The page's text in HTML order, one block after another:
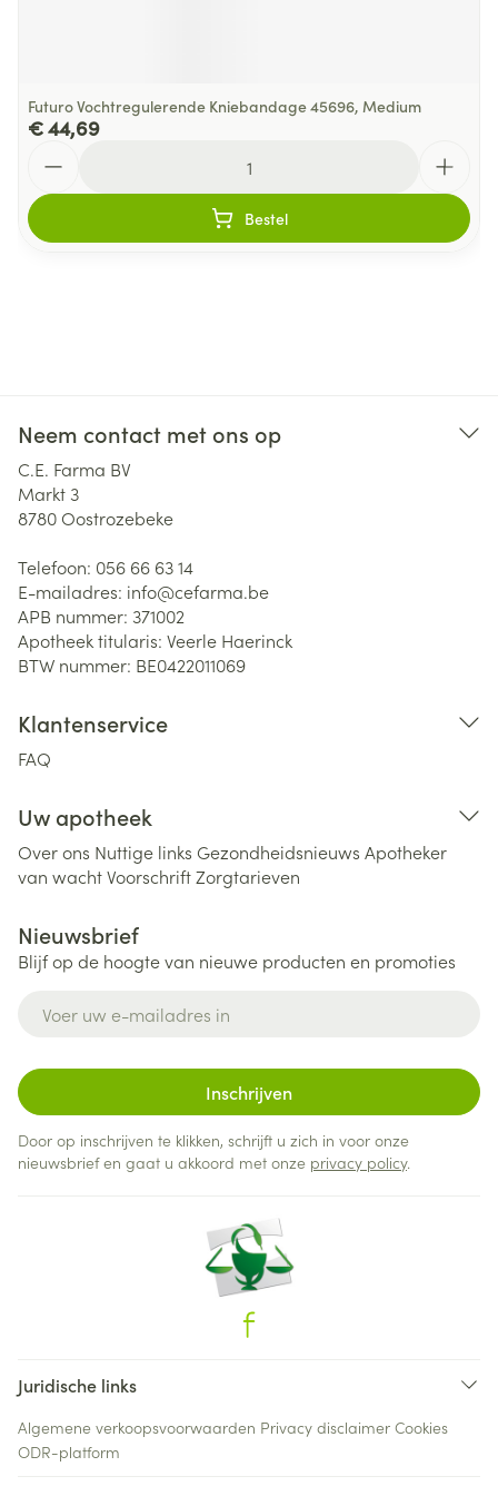
Futuro Vochtregulerende Kniebandage 45696, Medium
€ 44,69
Bestel
Neem contact met ons op
C.E. Farma BV
Markt 3
8780Oostrozebeke
Telefoon: 056 66 63 14
E-mailadres: info@cefarma.be
APB nummer: 371002
Apotheek titularis: Veerle Haerinck
BTW nummer: BE0422011069
Klantenservice
FAQ
Uw apotheek
Over ons Nuttige links Gezondheidsnieuws Apotheker
van wachtVoorschriftZorgtarieven
Nieuwsbrief
Blijf op de hoogte van nieuwe producten en promoties
Inschrijven
Door op inschrijven te klikken, schrijft u zich in voor onze
nieuwsbrief en gaat u akkoord met onze privacy policy.
Juridische links
Algemene verkoopsvoorwaarden Privacy disclaimer Cookies
ODR-platform